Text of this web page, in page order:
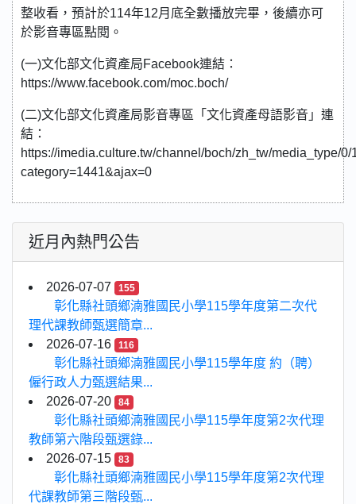
整收看，預計於114年12月底全數播放完畢，後續亦可
於影音專區點閱。
(一)文化部文化資產局Facebook連結：
https://www.facebook.com/moc.boch/
(二)文化部文化資產局影音專區「文化資產母語影音」連
結：
https://imedia.culture.tw/channel/boch/zh_tw/media_type/0/
category=1441&ajax=0
近月內熱門公告
2026-07-07 155
彰化縣社頭鄉湳雅國民小學115學年度第二次代
理代課教師甄選簡章...
2026-07-16
116
彰化縣社頭鄉湳雅國民小學115學年度 約（聘）
僱行政人力甄選結果...
2026-07-20
84
彰化縣社頭鄉湳雅國民小學115學年度第2次代理
教師第六階段甄選錄...
2026-07-15
83
彰化縣社頭鄉湳雅國民小學115學年度第2次代理
代課教師第三階段甄...